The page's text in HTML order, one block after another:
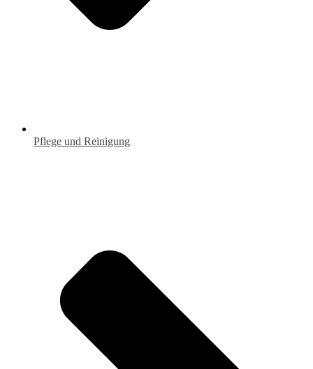
Pflege und Reinigung